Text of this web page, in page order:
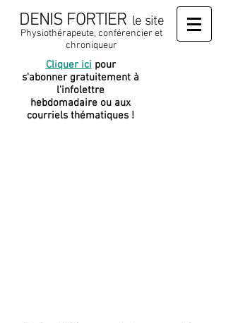
DENIS FORTIER le site
Physiothérapeute, conférencier et
chroniqueur
Cliquer ici pour
s'abonner gratuitement à
l'infolettre
hebdomadaire ou aux
courriels thématiques !